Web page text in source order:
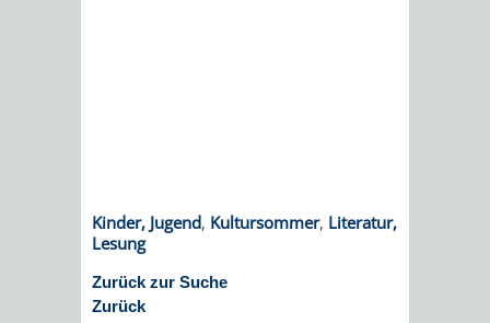
-
KINDER
/
Kinder, Jugend, Kultursommer, Literatur,
Lesung
Zurück zur Suche
Zurück